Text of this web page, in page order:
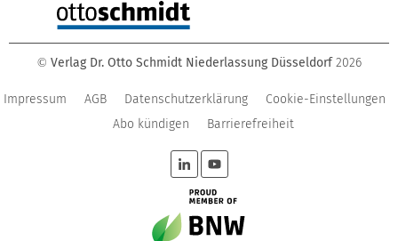
© Verlag Dr. Otto Schmidt Niederlassung Düsseldorf 2026
Impressum AGB Datenschutzerklärung
Cookie-Einstellungen
Abo kündigen
Barrierefreiheit